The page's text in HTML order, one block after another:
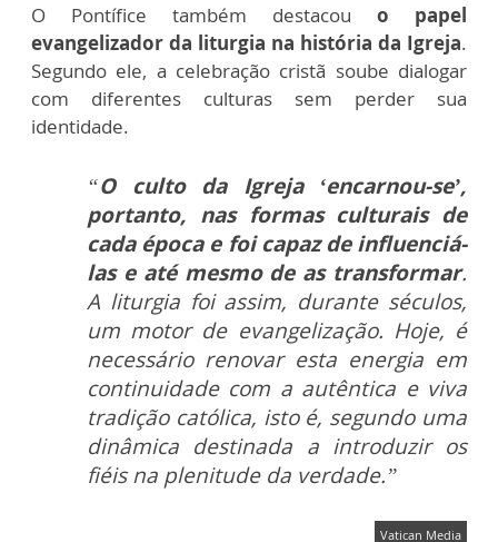
O Pontífice também destacou o papel
evangelizador da liturgia na história da Igreja.
Segundo ele, a celebração cristã soube dialogar
com diferentes culturas sem perder sua
identidade.
“O culto da Igreja ‘encarnou-se’,
portanto, nas formas culturais de
cada época e foi capaz de influenciá-
las e até mesmo de as transformar.
A liturgia foi assim, durante séculos,
um motor de evangelização. Hoje, é
necessário renovar esta energia em
continuidade com a autêntica e viva
tradição católica, isto é, segundo uma
dinâmica destinada a introduzir os
fiéis na plenitude da verdade.”
Vatican Media